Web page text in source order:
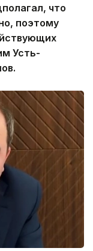
что
поэтому
Усть-